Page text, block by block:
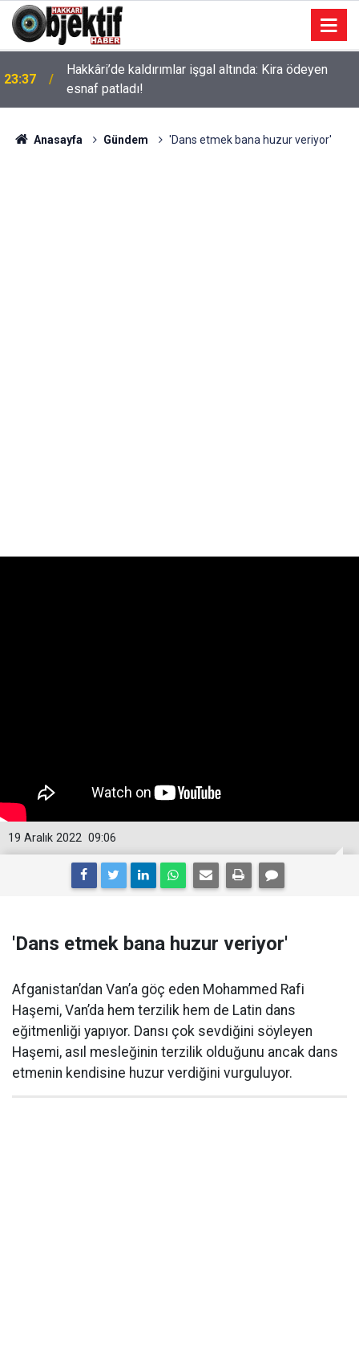
23:37
Hakkâri’de kaldırımlar işgal altında: Kira ödeyen
esnaf patladı!
Anasayfa Gündem 'Dans etmek bana huzur veriyor'
09:06
19 Aralık 2022
'Dans etmek bana huzur veriyor'
Afganistan’dan Van’a göç eden Mohammed Rafi
Haşemi, Van’da hem terzilik hem de Latin dans
eğitmenliği yapıyor. Dansı çok sevdiğini söyleyen
Haşemi, asıl mesleğinin terzilik olduğunu ancak dans
etmenin kendisine huzur verdiğini vurguluyor.